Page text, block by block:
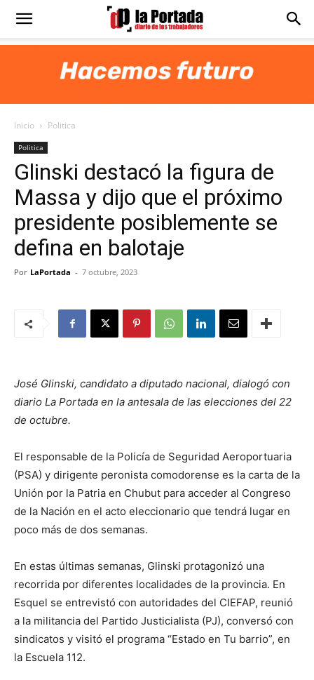
Diario
Portada
Inicio Politica
Politica
Glinski destacó la figura de
Massa y dijo que el próximo
presidente posiblemente se
defina en balotaje
Por LaPortada - 7 octubre, 2023
José Glinski, candidato a diputado nacional, dialogó con
diario La Portada en la antesala de las elecciones del 22
de octubre.
El responsable de la Policía de Seguridad Aeroportuaria
(PSA) y dirigente peronista comodorense es la carta de la
Unión por la Patria en Chubut para acceder al Congreso
de la Nación en el acto eleccionario que tendrá lugar en
poco más de dos semanas.
En estas últimas semanas, Glinski protagonizó una
recorrida por diferentes localidades de la provincia. En
Esquel se entrevistó con autoridades del CIEFAP, reunió
a la militancia del Partido Justicialista (PJ), conversó con
sindicatos y visitó el programa “Estado en Tu barrio”, en
la Escuela 112.